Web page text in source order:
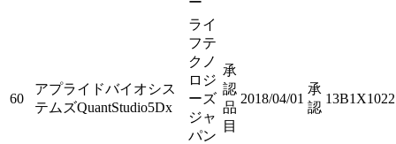
60
アプライドバイオシス
テムズQuantStudio5Dx
ライ
フテ
クノ
ロジ
ーズ
ジャ
パン
承
認
品
目
2018/04/01
承
認